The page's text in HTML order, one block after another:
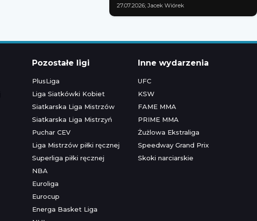
27.07.2026; Jacek Wiórek
Pozostałe ligi
PlusLiga
Liga Siatkówki Kobiet
Siatkarska Liga Mistrzów
Siatkarska Liga Mistrzyń
Puchar CEV
Liga Mistrzów piłki ręcznej
Superliga piłki ręcznej
NBA
Euroliga
Eurocup
Energa Basket Liga
Inne wydarzenia
UFC
KSW
FAME MMA
PRIME MMA
Żużlowa Ekstraliga
Speedway Grand Prix
Skoki narciarskie